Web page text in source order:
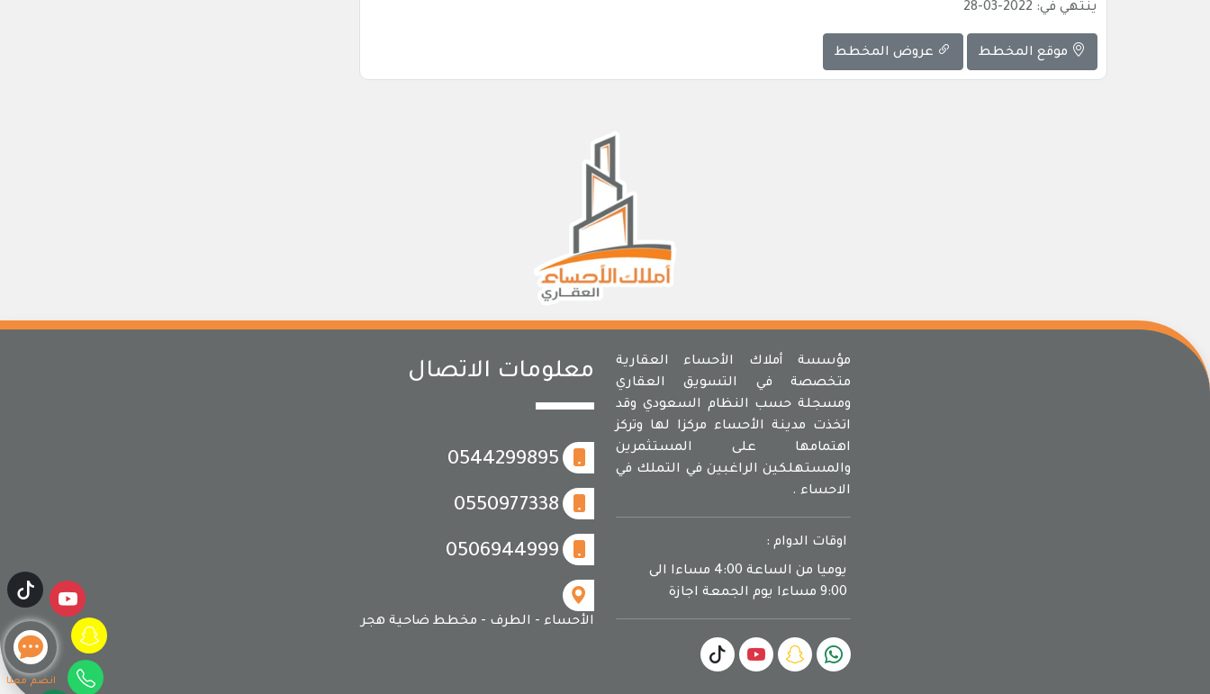
ينتهي في: 2022-03-28
موقع المخطط عروض المخطط
مؤسسة أملاك الأحساء العقارية
متخصصة في التسويق العقاري
ومسجلة حسب النظام السعودي وقد
اتخذت مدينة الأحساء مركزا لها وتركز
اهتمامها على المستثمرين
والمستهلكين الراغبين في التملك في
الاحساء .
اوقات الدوام :
يوميا من الساعة 4:00 مساءا الى
9:00 مساءا يوم الجمعة اجازة
معلومات الاتصال
0544299895
0550977338
0506944999
الأحساء - الطرف - مخطط ضاحية هجر
انضم معنا